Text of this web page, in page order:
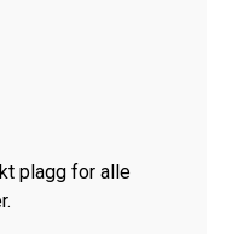
plagg for alle